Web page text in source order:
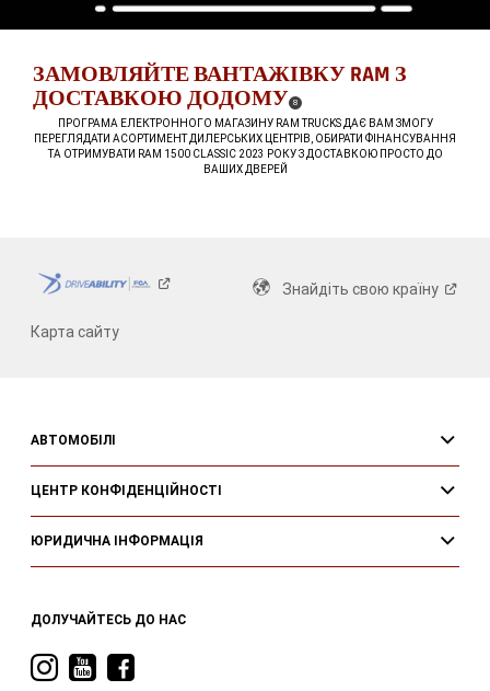
ЗАМОВЛЯЙТЕ ВАНТАЖІВКУ RAM З
ДОСТАВКОЮ ДОДОМУ (
DISCLOSURE
8)
ПРОГРАМА ЕЛЕКТРОННОГО МАГАЗИНУ RAM TRUCKS ДАЄ ВАМ ЗМОГУ
ПЕРЕГЛЯДАТИ АСОРТИМЕНТ ДИЛЕРСЬКИХ ЦЕНТРІВ, ОБИРАТИ ФІНАНСУВАННЯ
ТА ОТРИМУВАТИ RAM 1500 CLASSIC 2023 РОКУ З ДОСТАВКОЮ ПРОСТО ДО
ВАШИХ ДВЕРЕЙ
Знайдіть своюкраїну
Карта сайту
АВТОМОБІЛІ
ЦЕНТР КОНФІДЕНЦІЙНОСТІ
ЮРИДИЧНА ІНФОРМАЦІЯ
ДОЛУЧАЙТЕСЬ ДО НАС
VisitVisitVisit